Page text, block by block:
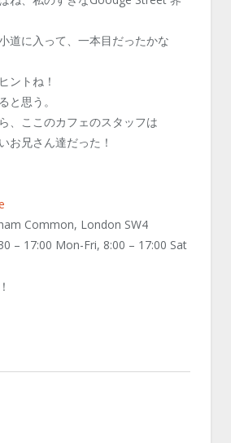
道に入って、一本目だったかな
ントね！
と思う。
、ここのカフェのスタッフは
お兄さん達だった！
Common, London SW4
– 17:00 Mon-Fri, 8:00 – 17:00 Sat